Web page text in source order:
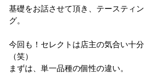
基礎をお話させて頂き、テースティン
グ。
今回も！セレクトは店主の気合い十分
（笑）
まずは、単一品種の個性の違い。